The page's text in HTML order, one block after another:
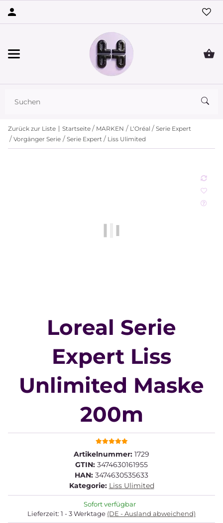
Zurück zur Liste Startseite MARKEN L‘Oréal
Serie Expert
Vorgänger Serie
Serie Expert Liss Ulimited
Loreal Serie
Expert Liss
Unlimited Maske
200m
Artikelnummer: 1729
GTIN: 3474630161955
HAN: 3474630535633
Kategorie: Liss Ulimited
Sofort verfügbar
Lieferzeit: 1 - 3 Werktage (DE - Ausland abweichend)